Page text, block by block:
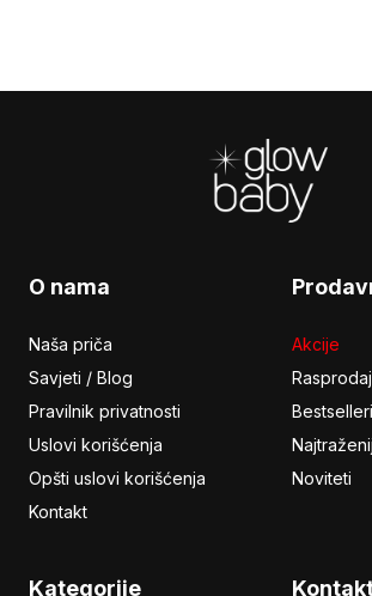
O nama
Naša priča
Savjeti / Blog
Pravilnik privatnosti
Uslovi korišćenja
Opšti uslovi korišćenja
Kontakt
Akcije
Bestselleri
Noviteti
Kategorije